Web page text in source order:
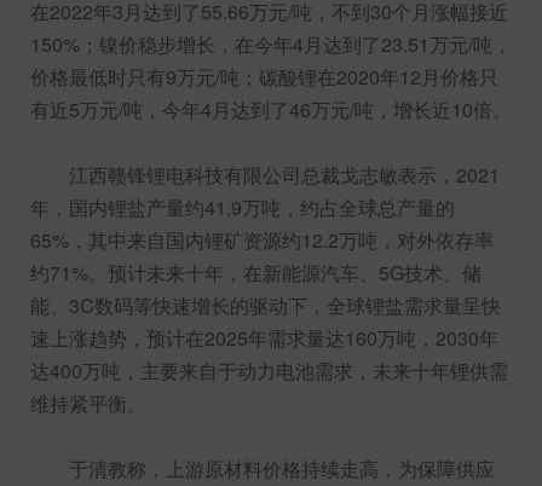
在2022年3月达到了55.66万元/吨，不到30个月涨幅接近
150%；镍价稳步增长，在今年4月达到了23.51万元/吨，
价格最低时只有9万元/吨；碳酸锂在2020年12月价格只
有近5万元/吨，今年4月达到了46万元/吨，增长近10倍。
江西赣锋锂电科技有限公司总裁戈志敏表示，2021
年，国内锂盐产量约41.9万吨，约占全球总产量的
65%，其中来自国内锂矿资源约12.2万吨，对外依存率
约71%。预计未来十年，在新能源汽车、5G技术、储
能、3C数码等快速增长的驱动下，全球锂盐需求量呈快
速上涨趋势，预计在2025年需求量达160万吨，2030年
达400万吨，主要来自于动力电池需求，未来十年锂供需
维持紧平衡。
于清教称，上游原材料价格持续走高，为保障供应